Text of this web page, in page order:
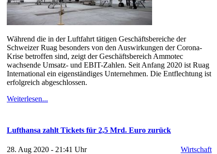
Während die in der Luftfahrt tätigen Geschäftsbereiche der
Schweizer Ruag besonders von den Auswirkungen der Corona-
Krise betroffen sind, zeigt der Geschäftsbereich Ammotec
wachsende Umsatz- und EBIT-Zahlen. Seit Anfang 2020 ist Ruag
International ein eigenständiges Unternehmen. Die Entflechtung ist
erfolgreich abgeschlossen.
Weiterlesen...
Lufthansa zahlt Tickets für 2,5 Mrd. Euro zurück
28. Aug 2020 - 21:41 Uhr Wirtschaft